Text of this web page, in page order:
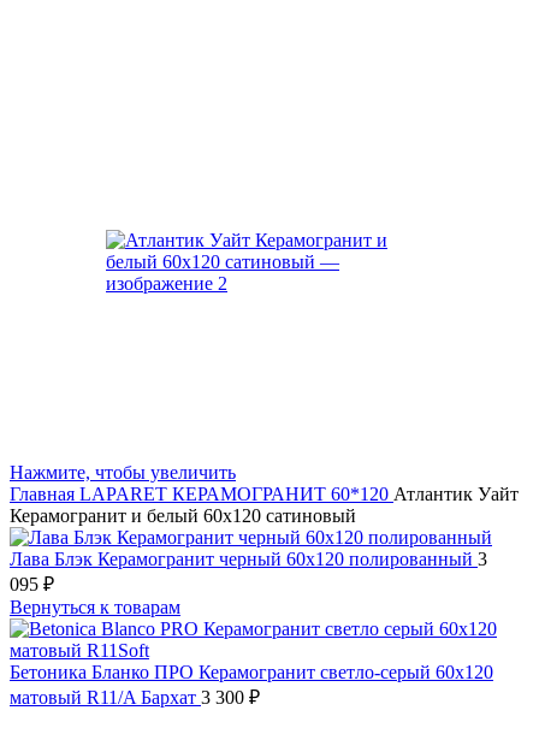
Нажмите, чтобы увеличить
Главная LAPARET КЕРАМОГРАНИТ 60*120 Атлантик Уайт
Керамогранит и белый 60х120 сатиновый
Лава Блэк Керамогранит черный 60х120 полированный 3
095 ₽
Вернуться к товарам
Бетоника Бланко ПРО Керамогранит светло-серый 60х120
матовый R11/A Бархат 3 300 ₽